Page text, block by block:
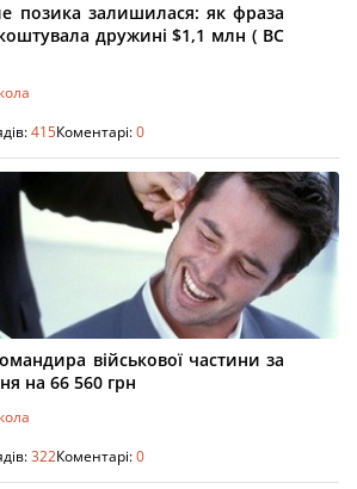
позика залишилася: як фраза
дружині $1,1 млн ( ВС
415Коментарі:0
військової частини за
на 66 560 грн
322Коментарі:0